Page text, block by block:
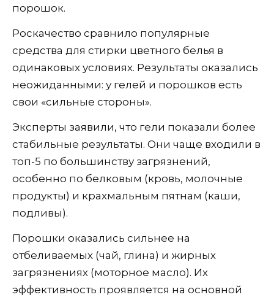
порошок.
Роскачество сравнило популярные
средства для стирки цветного белья в
одинаковых условиях. Результаты оказались
неожиданными: у гелей и порошков есть
свои «сильные стороны».
Эксперты заявили, что гели показали более
стабильные результаты. Они чаще входили в
топ-5 по большинству загрязнений,
особенно по белковым (кровь, молочные
продукты) и крахмальным пятнам (каши,
подливы).
Порошки оказались сильнее на
отбеливаемых (чай, глина) и жирных
загрязнениях (моторное масло). Их
эффективность проявляется на основной